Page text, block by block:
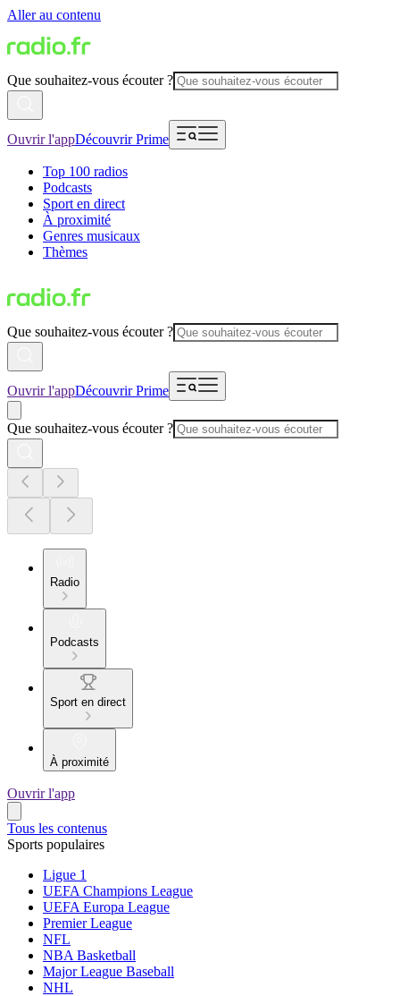
Aller au contenu
Que souhaitez-vous écouter ?
Ouvrir l'appDécouvrir Prime
Top 100 radios
Podcasts
Sport en direct
À proximité
Genres musicaux
Thèmes
Que souhaitez-vous écouter ?
Ouvrir l'appDécouvrir Prime
Que souhaitez-vous écouter ?
Radio
Podcasts
Sport en direct
À proximité
Ouvrir l'app
Tous les contenus
Sports populaires
Ligue 1
UEFA Champions League
UEFA Europa League
Premier League
NFL
NBA Basketball
Major League Baseball
NHL